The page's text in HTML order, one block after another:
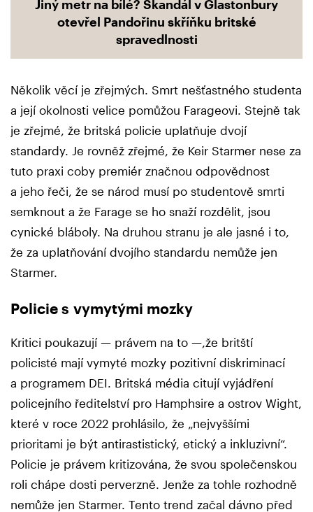
Jiný metr na bílé? Skandál v Glastonbury
otevřel Pandořinu skříňku britské
spravedlnosti
Několik věcí je zřejmých. Smrt nešťastného studenta
a její okolnosti velice pomůžou Farageovi. Stejně tak
je zřejmé, že britská policie uplatňuje dvojí
standardy. Je rovněž zřejmé, že Keir Starmer nese za
tuto praxi coby premiér značnou odpovědnost
a jeho řeči, že se národ musí po studentově smrti
semknout a že Farage se ho snaží rozdělit, jsou
cynické bláboly. Na druhou stranu je ale jasné i to,
že za uplatňování dvojího standardu nemůže jen
Starmer.
Policie s vymytými mozky
Kritici poukazují — právem na to —,že britští
policisté mají vymyté mozky pozitivní diskriminací
a programem DEI. Britská média citují vyjádření
policejního ředitelství pro Hamphsire a ostrov Wight,
které v roce 2022 prohlásilo, že „nejvyššími
prioritami je být antirastistický, etický a inkluzivní“.
Policie je právem kritizována, že svou společenskou
roli chápe dosti perverzně. Jenže za tohle rozhodně
nemůže jen Starmer. Tento trend začal dávno před